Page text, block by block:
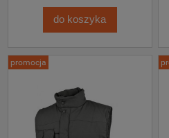
do koszyka
promocja